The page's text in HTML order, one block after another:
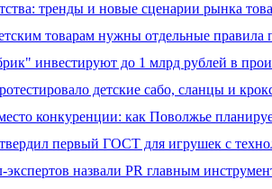
тренды и новые сценарии рынка
товарам нужны отдельные правила
инвестируют до 1 млрд рублей в
детские сабо, сланцы и
конкуренции: как Поволжье
первый ГОСТ для игрушек с
назвали PR главным